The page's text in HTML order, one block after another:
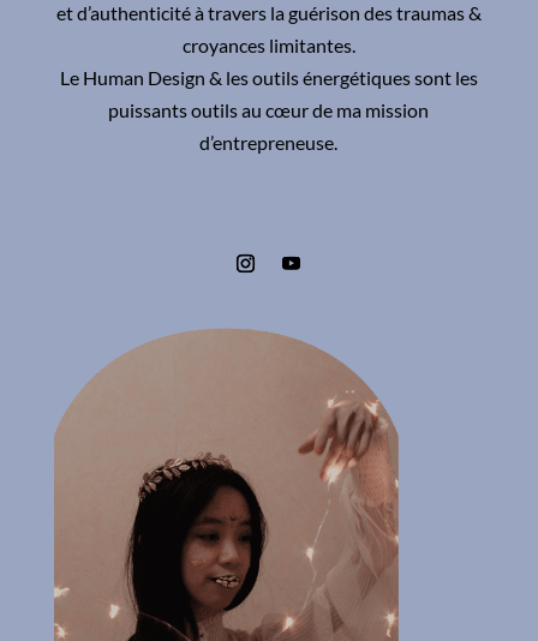
et d’authenticité à travers la guérison des traumas &
croyances limitantes.
Le Human Design & les outils énergétiques sont les
puissants outils au cœur de ma mission
d’entrepreneuse.